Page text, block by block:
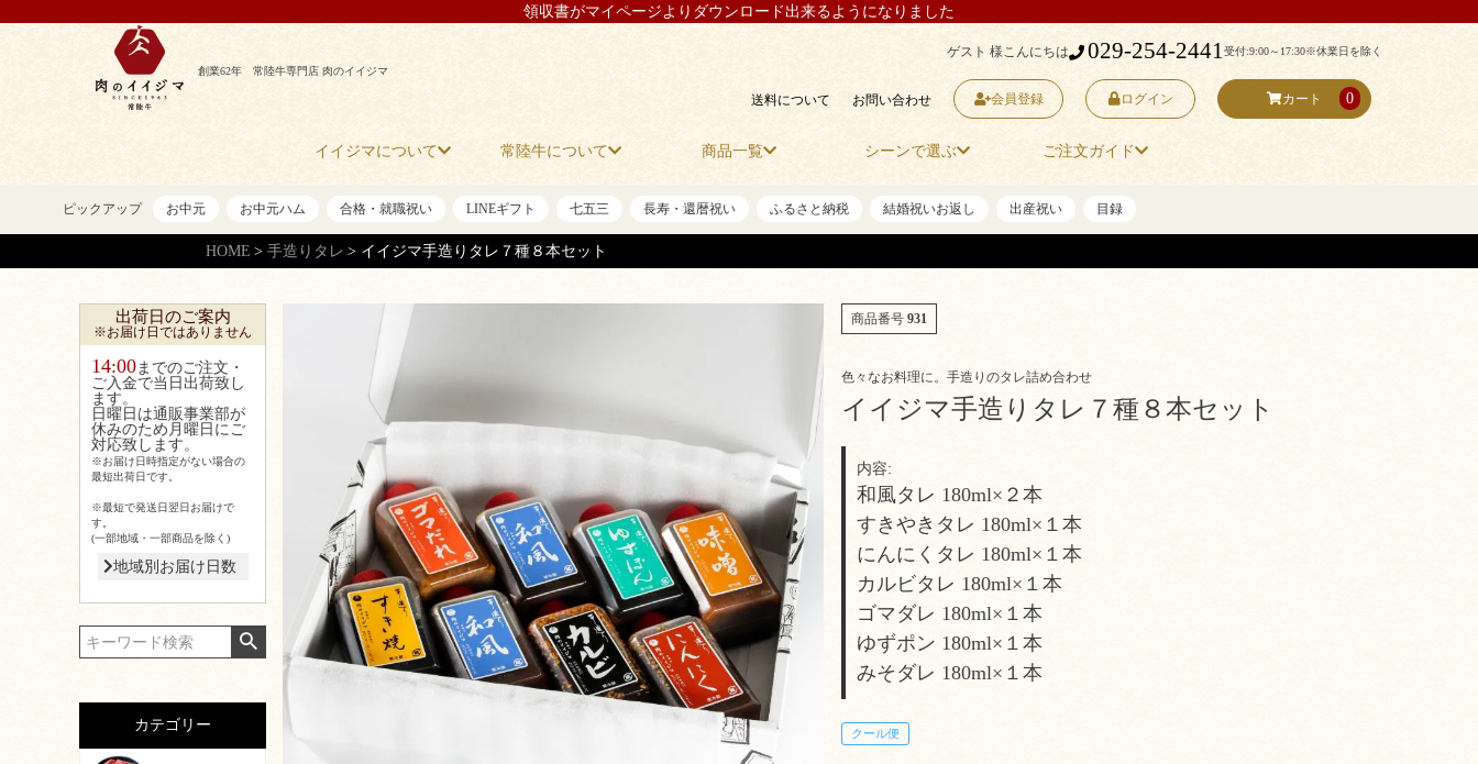
領収書がマイページよりダウンロード出来るようになりました
創業62年 常陸牛専門店 肉のイイジマ
ゲスト 様こんにちは 029-254-2441受付:9:00～17:30※休業日を除く
送料について お問い合わせ 会員登録 ログイン カート 0
イイジマについて 常陸牛について 商品一覧 シーンで選ぶ ご注文ガイド
ピックアップ お中元 お中元ハム 合格・就職祝い LINEギフト 七五三 長寿・還暦祝い ふるさと納税 結婚祝いお返し 出産祝い 目録
HOME 手造りタレ イイジマ手造りタレ７種８本セット
出荷日のご案内
※お届け日ではありません
14:00までのご注文・
ご入金で当日出荷致し
ます。
日曜日は通販事業部が
休みのため月曜日にご
対応致します。
※お届け日時指定がない場合の
最短出荷日です。
※最短で発送日翌日お届けで
す。
(一部地域・一部商品を除く)
地域別お届け日数
カテゴリー
商品番号 931
色々なお料理に。手造りのタレ詰め合わせ
イイジマ手造りタレ７種８本セット
内容:
和風タレ 180ml×２本
すきやきタレ 180ml×１本
にんにくタレ 180ml×１本
カルビタレ 180ml×１本
ゴマダレ 180ml×１本
ゆずポン 180ml×１本
みそダレ 180ml×１本
クール便